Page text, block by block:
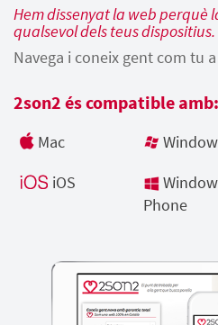
Hem dissenyat la web perquè
qualsevol dels teus dispositius.
Navega i coneix gent com tu a
2son2 és compatible amb:
Mac
iOS
Phone